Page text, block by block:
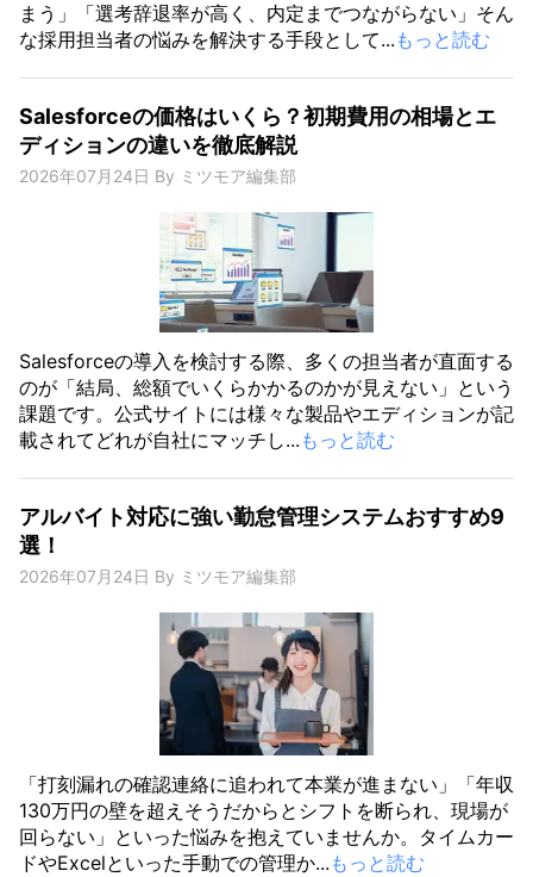
まう」「選考辞退率が高く、内定までつながらない」そん
な採用担当者の悩みを解決する手段として... もっと読む
Salesforceの価格はいくら？初期費用の相場とエ
ディションの違いを徹底解説
2026年07月24日 By ミツモア編集部
Salesforceの導入を検討する際、多くの担当者が直面する
のが「結局、総額でいくらかかるのかが見えない」という
課題です。公式サイトには様々な製品やエディションが記
載されてどれが自社にマッチし... もっと読む
アルバイト対応に強い勤怠管理システムおすすめ9
選！
2026年07月24日 By ミツモア編集部
「打刻漏れの確認連絡に追われて本業が進まない」「年収
130万円の壁を超えそうだからとシフトを断られ、現場が
回らない」といった悩みを抱えていませんか。タイムカー
ドやExcelといった手動での管理か... もっと読む